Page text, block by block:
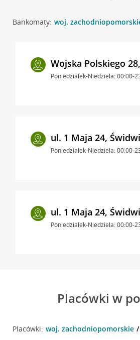
Bankomaty: woj.
Wojska Polskiego
Poniedziałek-Niedziela: 00:00-
ul. 1 Maja 24,
Poniedziałek-Niedziela: 00:00-
ul. 1 Maja 24,
Poniedziałek-Niedziela: 00:00-
Placówki w
Placówki: woj. zachodniopomorskie